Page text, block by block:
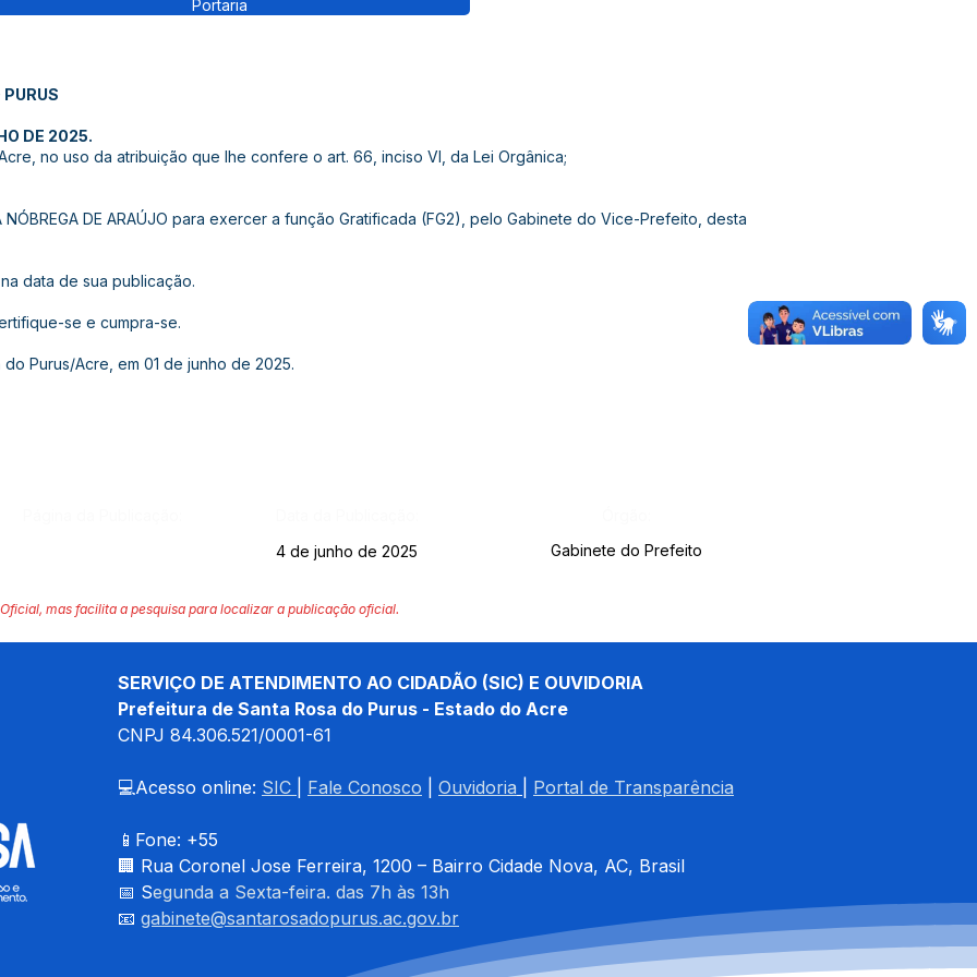
Portaria
DE 2025.
no uso da atribuição que lhe confere o art. 66, inciso VI, da Lei Orgânica;
DE ARAÚJO para exercer a função Gratificada (FG2), pelo Gabinete do Vice-Prefeito, desta
data de sua publicação.
se e cumpra-se.
Purus/Acre, em 01 de junho de 2025.
4 de junho de 2025
Gabinete do Prefeito
mas facilita a pesquisa para localizar a publicação oficial.
SERVIÇO DE ATENDIMENTO AO CIDADÃO (SIC) E OUVIDORIA
Prefeitura de Santa Rosa do Purus - Estado do Acre
CNPJ 84.306.521/0001-61
💻Acesso online: SIC Fale Conosco Ouvidoria Portal de Transparência
📱Fone: +55
🏢 Rua Coronel Jose Ferreira, 1200 – Bairro Cidade Nova, AC, Brasil
📅 Segunda a Sexta-feira. das 7h às 13h
📧 gabinete@santarosadopurus.ac.gov.br